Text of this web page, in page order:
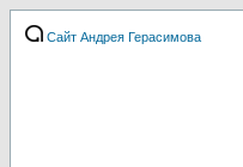
Сайт Андрея Герасимова